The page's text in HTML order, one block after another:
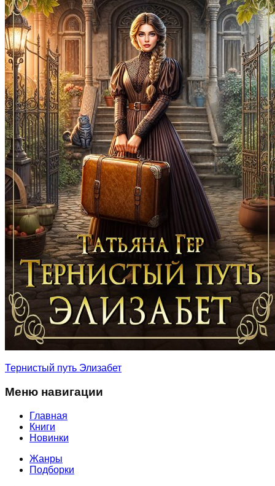
Тернистый путь Элизабет
Меню навигации
Главная
Книги
Новинки
Жанры
Подборки